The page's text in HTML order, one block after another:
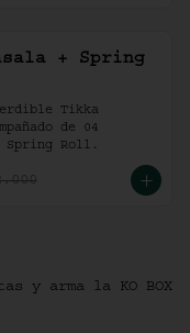
+ Spring
Tikka
de 04
Spring Roll.
y arma la KO BOX